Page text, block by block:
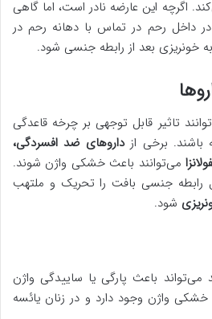
اگرچه این عارضه نادر است، اما گاهی
داخل رحم در تماس با دهانه رحم در
خونریزی بعد از رابطه جنسی شود.
تاثیر قابل توجهی بر چرخه قاعدگی
باشند. برخی ازداروهای ضد افسردگی،
می‌توانند باعث خشکی واژن شوند.
رابطه جنسی بافت را تحریک و ملتهب
شود.
می‌تواند باعث پارگی یا ساییدگی واژن
واژن وجود دارد و در زنان یائسه